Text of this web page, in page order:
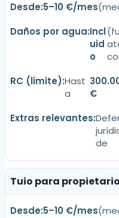
5–10 €/mes
Incl
uid
o
Hast
a
€
de
Tuio para
5–10 €/mes